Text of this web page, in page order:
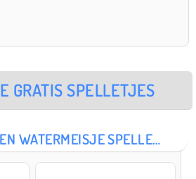
GRATIS SPELLETJES
VUURJONGEN EN WATERMEISJE SPELLETJES